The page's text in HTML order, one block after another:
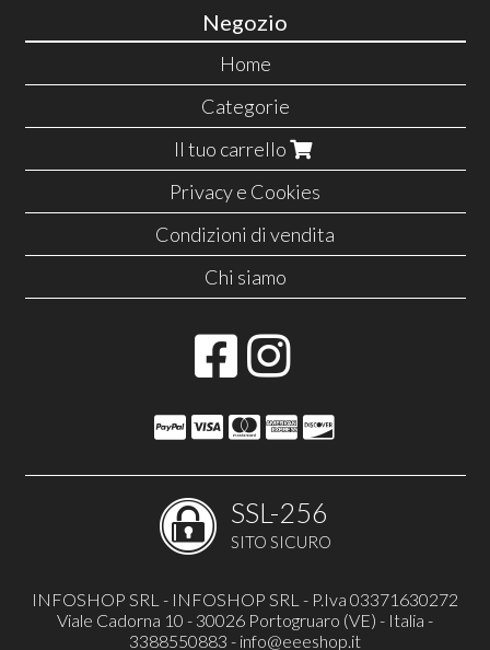
Negozio
Home
Categorie
Il tuo carrello
Privacy e Cookies
Condizioni di vendita
Chi siamo
SSL-256
SITO SICURO
INFOSHOP SRL - INFOSHOP SRL - P.Iva 03371630272
Viale Cadorna 10 - 30026 Portogruaro (VE) - Italia -
3388550883 - info@eeeshop.it